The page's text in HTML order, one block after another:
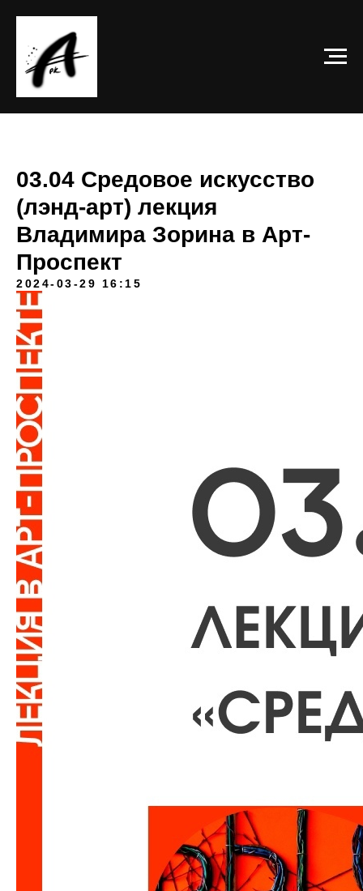
03.04 Средовое искусство
(лэнд-арт) лекция
Владимира Зорина в Арт-
Проспект
2024-03-29 16:15